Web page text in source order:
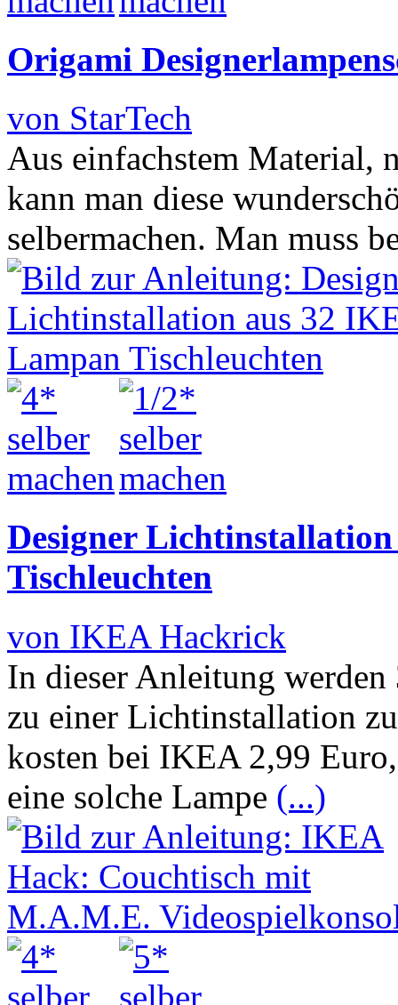
Origami
von StarTech
Aus einfachstem Material,
kann man diese
selbermachen. Man muss
Designer
Tischleuchten
von IKEA Hackrick
In dieser Anleitung
zu einer Lichtinstallation
kosten bei IKEA 2,99
eine solche Lampe (...)